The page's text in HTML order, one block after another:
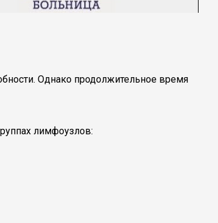
Однако продолжительное время
лимфоузлов: